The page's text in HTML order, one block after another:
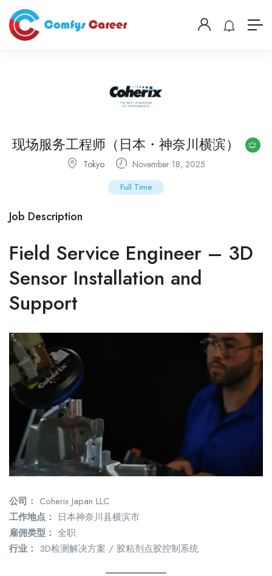
现场服务工程师（日本・神奈川横滨）
Tokyo November 18, 2025
Full Time
Job Description
Field Service Engineer – 3D
Sensor Installation and
Support
公司： Coherix Japan LLC
工作地点： 日本神奈川县横滨市
雇佣类型： 全职
行业： 3D检测解决方案 / 胶粘剂点胶控制系统